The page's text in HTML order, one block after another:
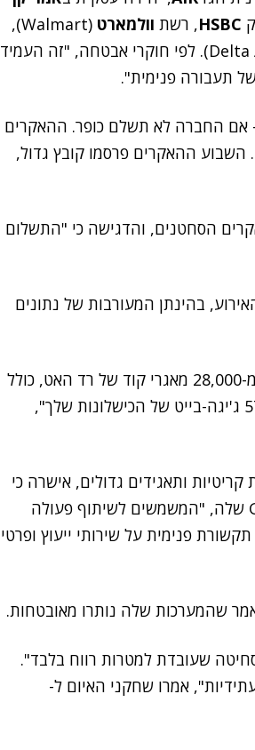
HSBC, רשת וולמארט (Walmart),
(Delta Airlines). לפי חוקרי אבטחה, "זה העמיד
תעבורה פנימית".
אם החברה לא תשלם כופר. ההאקרים
ההאקרים פרסמו קובץ גדול,
הסחטנים, והדגישה כי "התשלום
בהינתן המעורבות של נתונים
בפוסט ברשת האפלה, חברי הקבוצה כתבו כי גנבו נתונים מיותר מ-28,000 מאגרי קוד של רד האט, כולל
אסימוני גישה ודו"חות על לקוחות. "זו פצצת זמן מתקתקת של 570 ג'יגה-בייט של הכישלונות שלך",
ותאגידים גדולים, אישרה כי
היא "זיהתה באחרונה גישה לא מורשית" לאחד מערוצי ה-GitLab שלה, "המשמשים לשיתוף פעולה
פנימית על שירותי ייעוץ ופרטי
שהמערכות שלה נותרו מאובטחות.
שעובדת למטרות רווח בלבד".
אמרו שחקני האיום ל-